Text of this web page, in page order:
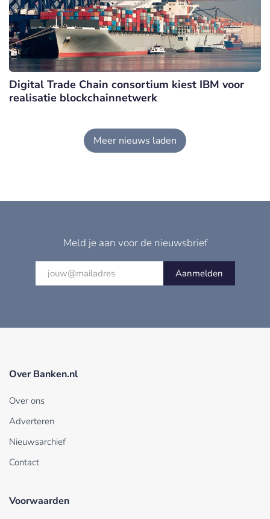
Digital Trade Chain consortium kiest IBM voor
realisatie blockchainnetwerk
Meer nieuws laden
Meld je aan voor de nieuwsbrief
Aanmelden
Over Banken.nl
Over ons
Adverteren
Nieuwsarchief
Contact
Voorwaarden